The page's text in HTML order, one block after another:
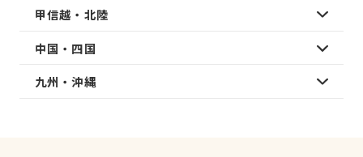
甲信越・北陸
中国・四国
九州・沖縄